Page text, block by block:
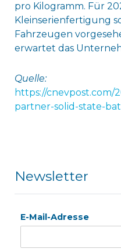
pro Kilogramm. Für
Kleinserienfertigung
Fahrzeugen
erwartet das
Quelle:
https://cnevpost.com/
partner-solid-state-
Newsletter
E-Mail-Adresse